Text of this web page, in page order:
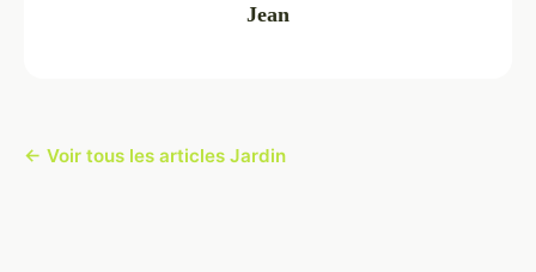
Jean
← Voir tous les articles Jardin